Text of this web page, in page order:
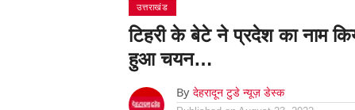
उत्तराखंड
टिहरी के बेटे ने प्रदेश का नाम
हुआ चयन…
By देहरादून टुडे न्यूज़ डेस्क